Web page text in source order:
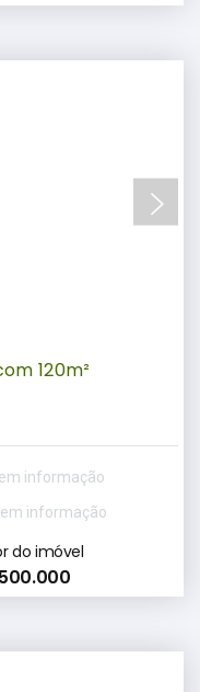
120m²
informação
informação
do imóvel